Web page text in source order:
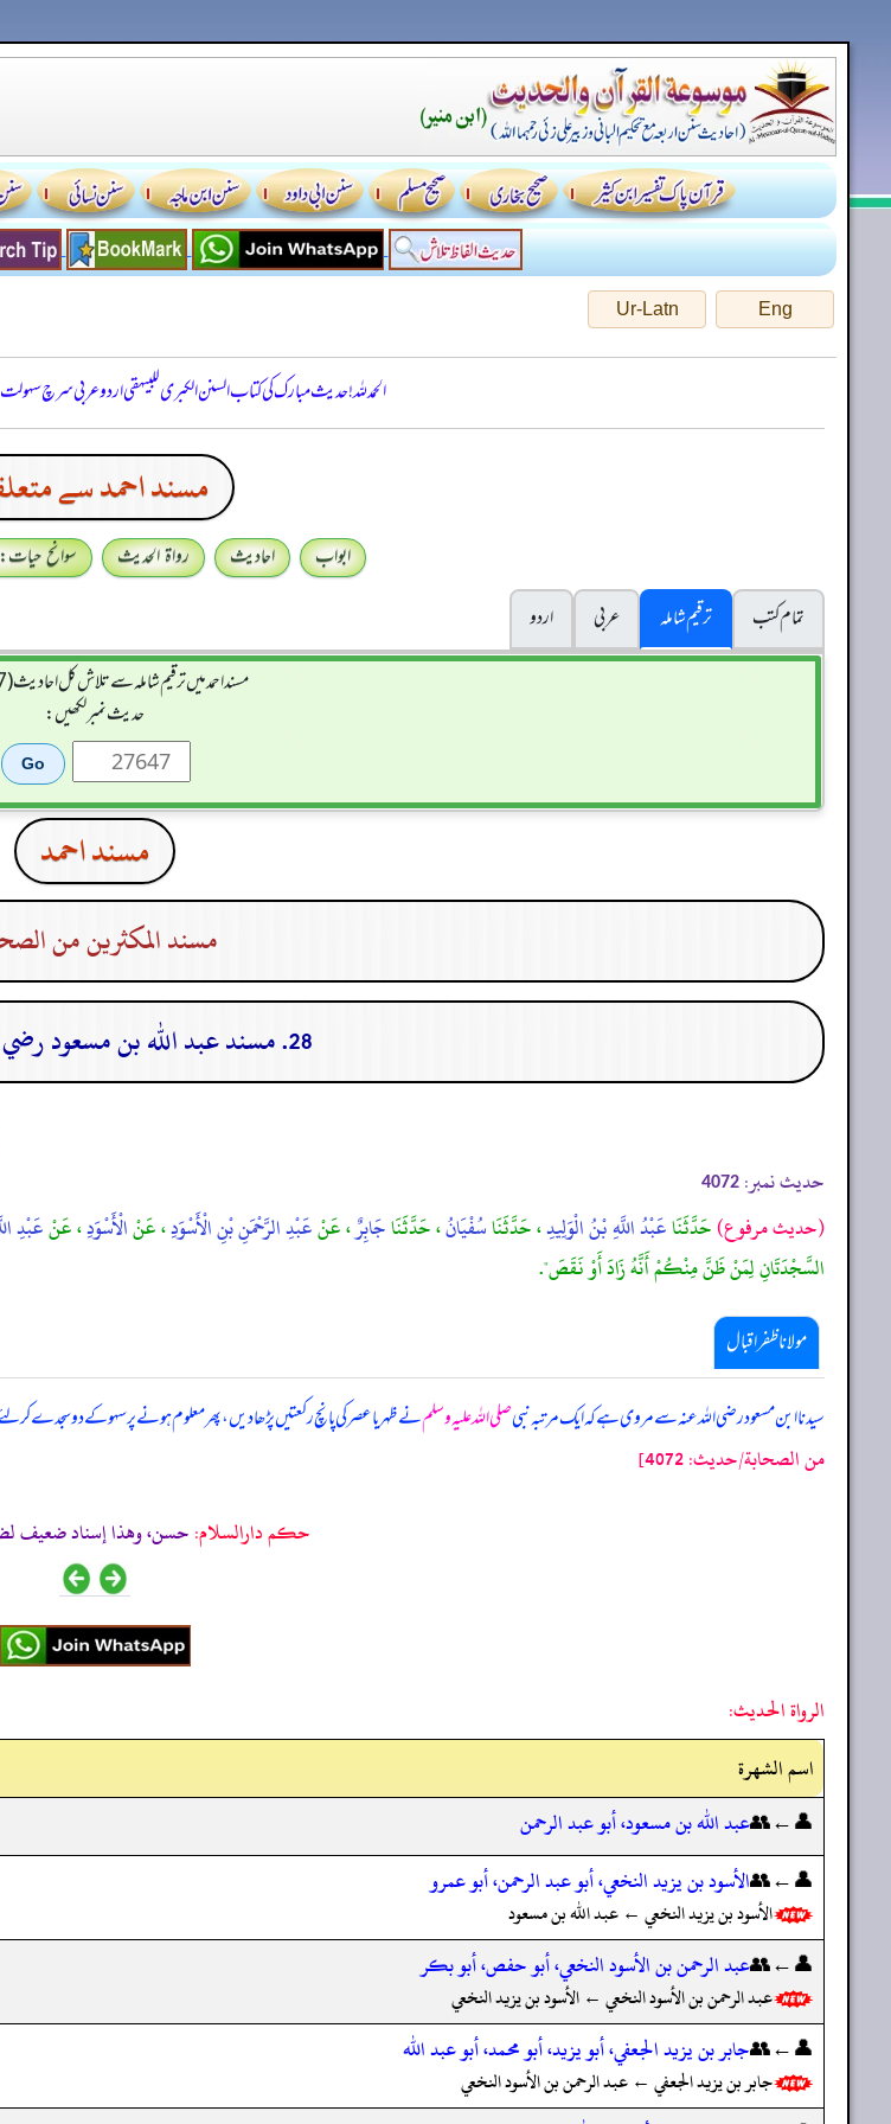
Eng
Ur-Latn
الحمدللہ! حدیث مبارک کی کتاب السنن الكبرى للبيهقي اردو عربی سرچ
مسند احمد سے
ابواب احادیث رواۃ الحدیث
سوانح حیات:
تمام کتب
ترقیم شاملہ عربی
اردو
مسند احمد میں ترقیم شاملہ سے تلاش کل احادیث (27647)
حدیث نمبر لکھیں:
مسند احمد
مسند المكثرين من
28. مسند عبد الله بن مسعود رضي الله تعالى عنه
حدیث نمبر: 4072
(حديث مرفوع)حَدَّثَنَاعَبْدُ اللَّهِ بْنُ الْوَلِيدِ، حَدَّثَنَاسُفْيَانُ، حَدَّثَنَاجَابِرٌ، عَنْعَبْدِ الرَّحْمَنِ بْنِ الْأَسْوَدِ، عَنْالْأَسْوَدِ، عَنْعَبْدِ
السَّجْدَتَانِ لِمَنْ ظَنَّ مِنْكُمْ أَنَّهُ زَادَ أَوْ نَقَصَ".
مولانا ظفر اقبال
سیدنا ابن مسعود رضی اللہ عنہ سے مروی ہے کہ ایک مرتبہ نبیصلی اللہ علیہ وسلمنے ظہر یا عصر کی پانچ رکعتیں پڑھا دیں، پھر معلوم ہونے پر سہو کے دو سجدے کر لئے
من الصحابة/حدیث: 4072]
حکم دارالسلام:حسن، وهذا إسناد ضعيف
الرواة الحديث:
اسم الشهرة
👤←👥عبد الله بن مسعود، أبو عبد الرحمن
👤←👥الأسود بن يزيد النخعي، أبو عبد الرحمن، أبو عمرو
الأسود بن يزيد النخعي ← عبد الله بن مسعود
👤←👥عبد الرحمن بن الأسود النخعي، أبو حفص، أبو بكر
عبد الرحمن بن الأسود النخعي ← الأسود بن يزيد النخعي
👤←👥جابر بن يزيد الجعفي، أبو يزيد، أبو محمد، أبو عبد الله
جابر بن يزيد الجعفي ← عبد الرحمن بن الأسود النخعي